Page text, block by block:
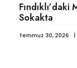
Sokakta
Temmuz 30, 2026 |